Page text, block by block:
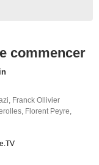
commencer
Franck Ollivier
Florent Peyre